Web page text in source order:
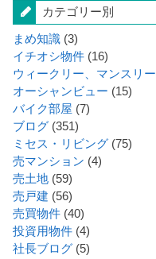
カテゴリー別
まめ知識 (3)
イチオシ物件 (16)
ウィークリー、マンスリー
オーシャンビュー (15)
バイク部屋 (7)
ブログ (351)
ミセス・リビング (75)
売マンション (4)
売土地 (59)
売戸建 (56)
売買物件 (40)
投資用物件 (4)
社長ブログ (5)